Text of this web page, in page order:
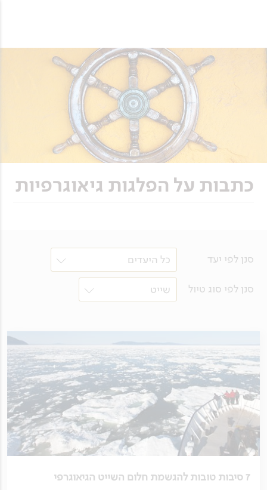
כתבות על הפלגות גיאוגרפיות
סנן לפי יעד כל היעדים
סנן לפי סוג טיול שייט
7 סיבות טובות להגשמת חלום השייט הגיאוגרפי